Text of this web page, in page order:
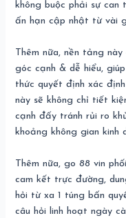
không buộc phải sự
ấn hạn cập nhật từ vài
Thêm nữa, nền tảng
góc cạnh & dễ hiểu,
thức quyết định xác
này sẽ không chỉ tiết
cạnh đấy tránh rủi ro
khoảng không gian kinh
Thêm nữa, go 88 vin
cam kết trực đường,
hỏi từ xa 1 túng bấn
câu hỏi linh hoạt ngày